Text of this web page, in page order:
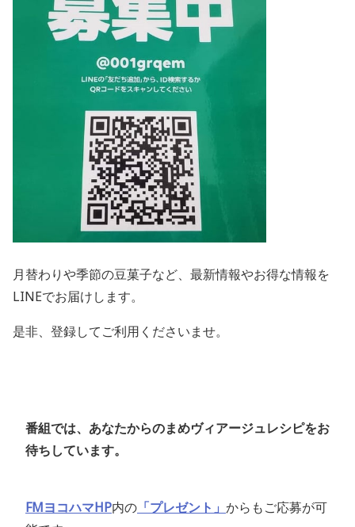
月替わりや季節の豆菓子など、最新情報やお得な情報を
LINEでお届けします。
是非、登録してご利用くださいませ。
番組では、あなたからのまめヴィアージュレシピをお
待ちしています。
FMヨコハマHP内の 「プレゼント」 からもご応募が可